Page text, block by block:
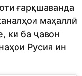
ғарқшаванда
маҳаллӣ
ки ба ҷавон
Русия ин